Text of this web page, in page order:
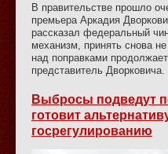
В правительстве прошло
премьера Аркадия
рассказал федеральный
механизм, принять снова
над поправками
представитель Дворковича.
Выбросы подведут
готовит
госрегулированию